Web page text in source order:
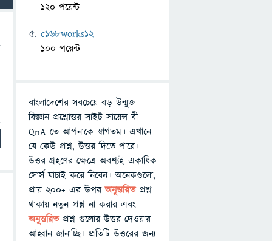
120 পয়েন্ট
c168works12
100 পয়েন্ট
বাংলাদেশের সবচেয়ে বড় উন্মুক্ত
বিজ্ঞান প্রশ্নোত্তর সাইট সায়েন্স বী
QnA তে আপনাকে স্বাগতম। এখানে
যে কেউ প্রশ্ন, উত্তর দিতে পারে।
উত্তর গ্রহণের ক্ষেত্রে অবশ্যই একাধিক
সোর্স যাচাই করে নিবেন। অনেকগুলো,
প্রায় ২০০+ এর উপরঅনুত্তরিতপ্রশ্ন
থাকায় নতুন প্রশ্ন না করার এবং
অনুত্তরিত প্রশ্ন গুলোর উত্তর দেওয়ার
আহ্বান জানাচ্ছি। প্রতিটি উত্তরের জন্য